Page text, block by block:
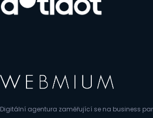
Digitální agentura zaměřující se na business